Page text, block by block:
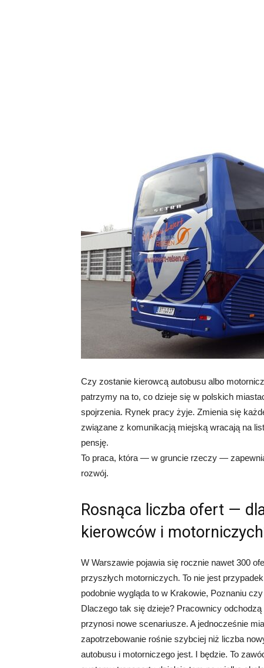
Czy zostanie kierowcą autobusu albo
patrzymy na to, co dzieje się w polskich
spojrzenia. Rynek pracy żyje. Zmienia się
związane z komunikacją miejską wracają na
pensję.
To praca, która — w gruncie rzeczy —
rozwój.
Rosnąca liczba ofert —
kierowców i
W Warszawie pojawia się rocznie nawet 300
przyszłych motorniczych. To nie jest
podobnie wygląda to w Krakowie, Poznaniu
Dlaczego tak się dzieje? Pracownicy
przynosi nowe scenariusze. A jednocześnie
zapotrzebowanie rośnie szybciej niż liczba
autobusu i motorniczego jest. I będzie. To